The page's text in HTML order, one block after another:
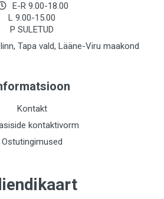
E-R 9.00-18.00
L 9.00-15.00
P SULETUD
Tapa vald, Lääne-Viru maakond
Kontakt
kontaktivorm
Ostutingimused